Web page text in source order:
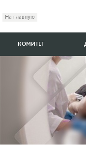
На главную
КОМИТЕТ